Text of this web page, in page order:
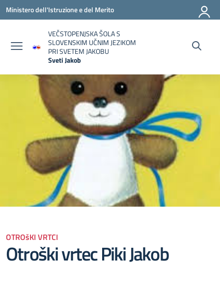
Vai ai contenuti
Vai al menu di navigazione
Vai al footer
Ministero dell'Istruzione e del Merito
VEČSTOPENJSKA ŠOLA S
SLOVENSKIM UČNIM JEZIKOM
PRI SVETEM JAKOBU
Sveti Jakob
OTROšKI VRTCI
Otroški vrtec Piki Jakob